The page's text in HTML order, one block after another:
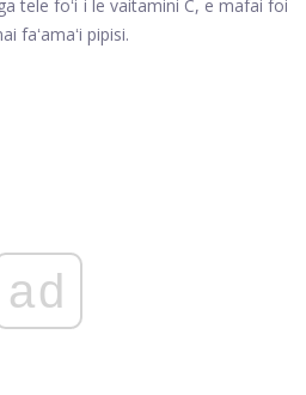
tele foʻi i le vaitamini C, e mafai foi
faʻamaʻi pipisi.
ad